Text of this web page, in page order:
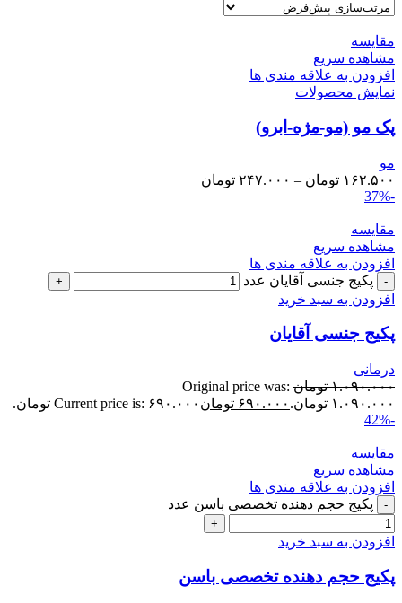
مقایسه
مشاهده سریع
افزودن به علاقه مندی ها
نمایش محصولات
پک مو (مو-مژه-ابرو)
مو
۱۶۲.۵۰۰ تومان – ۲۴۷.۰۰۰ تومان
-37%
مقایسه
مشاهده سریع
افزودن به علاقه مندی ها
پکیج جنسی آقایان عدد
افزودن به سبد خرید
پکیج جنسی آقایان
درمانی
۱.۰۹۰.۰۰۰ تومان Original price was:
۱.۰۹۰.۰۰۰ تومان.
۶۹۰.۰۰۰ تومان Current price is: ۶۹۰.۰۰۰ تومان.
-42%
مقایسه
مشاهده سریع
افزودن به علاقه مندی ها
پکیج حجم دهنده تخصصی باسن عدد
افزودن به سبد خرید
پکیج حجم دهنده تخصصی باسن